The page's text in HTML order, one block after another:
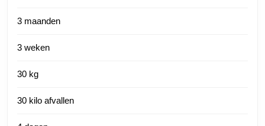
3 maanden
3 weken
30 kg
30 kilo afvallen